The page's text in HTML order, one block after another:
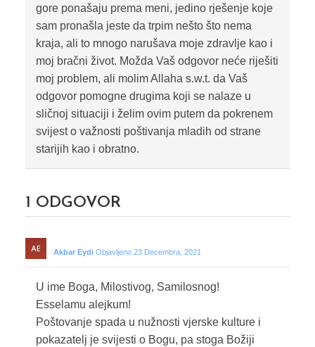
gore ponašaju prema meni, jedino rješenje koje
sam pronašla jeste da trpim nešto što nema
kraja, ali to mnogo narušava moje zdravlje kao i
moj bračni život. Možda Vaš odgovor neće riješiti
moj problem, ali molim Allaha s.w.t. da Vaš
odgovor pomogne drugima koji se nalaze u
sličnoj situaciji i želim ovim putem da pokrenem
svijest o važnosti poštivanja mladih od strane
starijih kao i obratno.
1 ODGOVOR
Akbar Eydi Objavljeno 23 Decembra, 2021
U ime Boga, Milostivog, Samilosnog!
Esselamu alejkum!
Poštovanje spada u nužnosti vjerske kulture i
pokazatelj je svijesti o Bogu, pa stoga Božiji